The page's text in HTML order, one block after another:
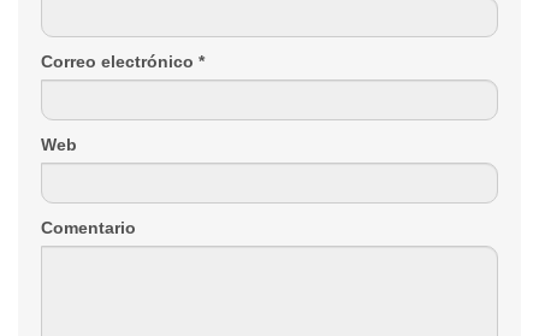
Correo electrónico *
Web
Comentario